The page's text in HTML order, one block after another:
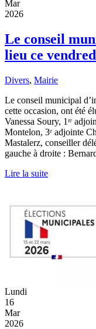
Mar
2026
Le conseil
lieu ce
Divers, Mairie
Le conseil municipal
cette occasion, ont été
Vanessa Soury, 1ʳᵉ
Montelon, 3ᵉ adjointe
Mastalerz, conseiller
gauche à droite :
Lire la suite
Lundi
16
Mar
2026